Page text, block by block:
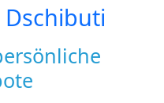
Dschibuti